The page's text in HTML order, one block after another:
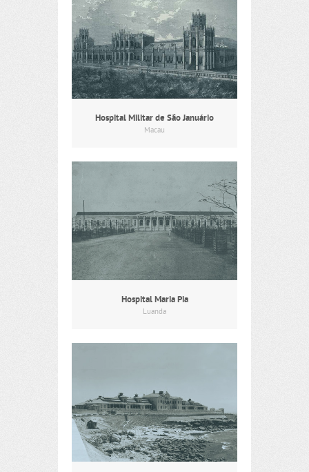
Hospital Militar de São Januário
Macau
Hospital Maria Pia
Luanda